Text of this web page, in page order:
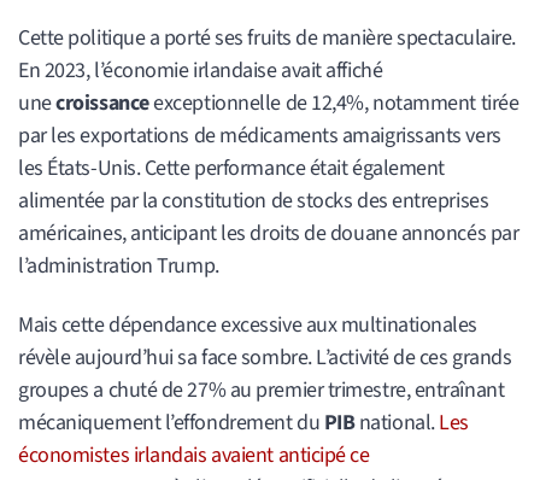
Cette politique a porté ses fruits de manière spectaculaire.
En 2023, l’économie irlandaise avait affiché
unecroissanceexceptionnelle de 12,4%, notamment tirée
par les exportations de médicaments amaigrissants vers
les États-Unis. Cette performance était également
alimentée par la constitution de stocks des entreprises
américaines, anticipant les droits de douane annoncés par
l’administration Trump.
Mais cette dépendance excessive aux multinationales
révèle aujourd’hui sa face sombre. L’activité de ces grands
groupes a chuté de 27% au premier trimestre, entraînant
mécaniquement l’effondrement du PIBnational.Les
économistes irlandais avaient anticipé ce